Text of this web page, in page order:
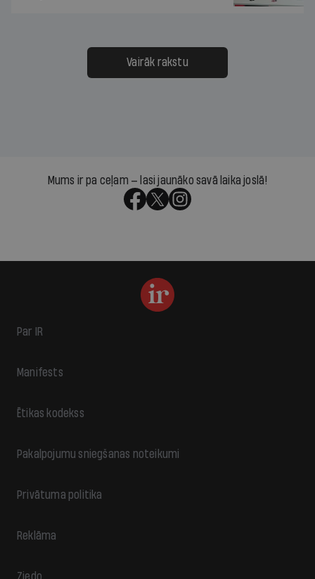
Vairāk rakstu
Mums ir pa ceļam — lasi jaunāko savā laika joslā!
Par IR
Manifests
Ētikas kodekss
Pakalpojumu sniegšanas noteikumi
Privātuma politika
Reklāma
Ziedo